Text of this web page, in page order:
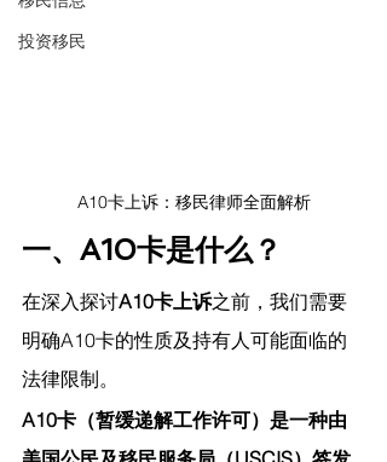
投资移民
A10卡上诉：移民律师全面解析
一、A10卡是什么？
在深入探讨A10卡上诉之前，我们需要
明确A10卡的性质及持有人可能面临的
法律限制。
A10卡（暂缓递解工作许可）是一种由